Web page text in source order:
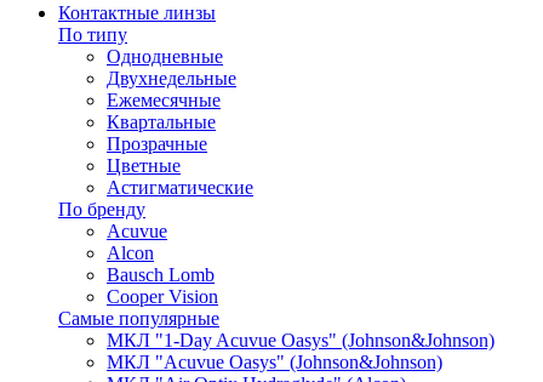
Контактные линзы
По типу
Однодневные
Двухнедельные
Ежемесячные
Квартальные
Прозрачные
Цветные
Астигматические
По бренду
Acuvue
Alcon
Bausch Lomb
Cooper Vision
Самые популярные
МКЛ "1-Day Acuvue Oasys" (Johnson&Johnson)
МКЛ "Acuvue Oasys" (Johnson&Johnson)